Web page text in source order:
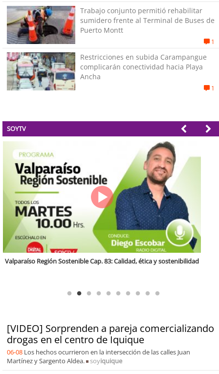
Trabajo conjunto permitió rehabilitar
sumidero frente al Terminal de Buses de
Puerto Montt
1
Restricciones en subida Carampangue
complicarán conectividad hacia Playa
Ancha
1
SOYTV
[VIDEO] Sorprenden a pareja comercializando
drogas en el centro de Iquique
06-08 Los hechos ocurrieron en la intersección de las calles Juan
Martínez y Sargento Aldea.
soyiquique